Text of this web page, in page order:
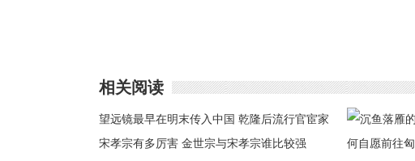
相关阅读
望远镜最早在明末传入中国 乾隆后流行官宦家
宋孝宗有多厉害 金世宗与宋孝宗谁比较强